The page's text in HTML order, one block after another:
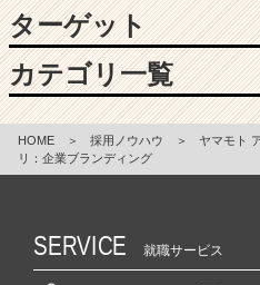
が
く
活
ア
ターゲット
カテゴリ一覧
HOME ＞ 採用ノウハウ ＞ ヤマモト
リ：企業ブランディング
SERVICE 就職サービス